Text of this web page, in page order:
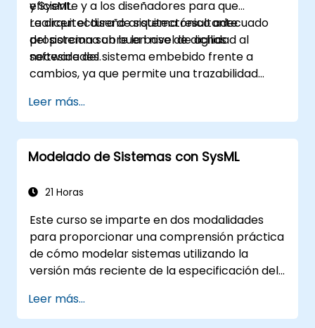
y SysML.
eficiente y a los diseñadores para que
realicen el diseño arquitectónico adecuado
del sistema sobre la base de dichas
necesidades.
La arquitectura de sistema resultante
proporciona un buen nivel de agilidad al
software del sistema embebido frente a
cambios, ya que permite una trazabilidad
encapsuladas en las funciones del sistema y
aquellas relativas a las elecciones de uso
(casos de uso) de los usuarios finales hacia el
nivel de implementación del software.
Leer más...
Modelado de Sistemas con SysML
21 Horas
Este curso se imparte en dos modalidades
para proporcionar una comprensión práctica
de cómo modelar sistemas utilizando la
versión más reciente de la especificación del
del OMG. La notación y la semántica
subyacente de SysML se explican de manera
Leer más...